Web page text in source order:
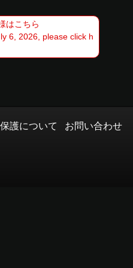
はこちら
6, 2026, please click h
護について お問い合わせ